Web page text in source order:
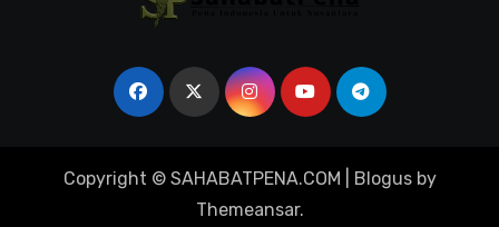
Copyright © SAHABATPENA.COM Blogusby
Themeansar.